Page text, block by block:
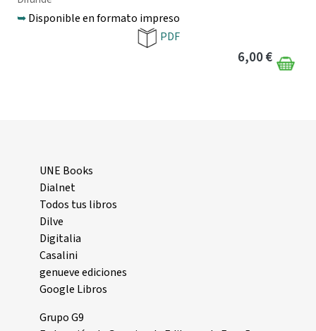
➥Disponible en formato impreso
PDF
6,00 €
UNE Books
Dialnet
Todos tus libros
Dilve
Digitalia
Casalini
genueve ediciones
Google Libros
Grupo G9